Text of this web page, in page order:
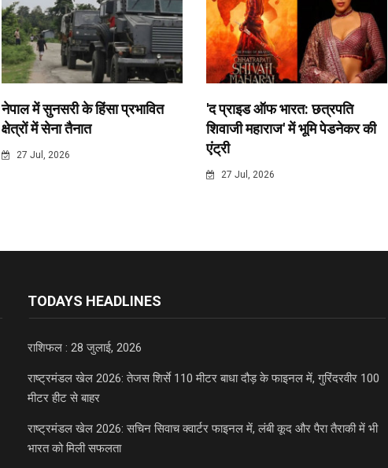
नेपाल में सुनसरी के हिंसा प्रभावित
क्षेत्रों में सेना तैनात
27 Jul, 2026
'द प्राइड ऑफ भारत: छत्रपति
शिवाजी महाराज' में भूमि पेडनेकर की
एंट्री
27 Jul, 2026
TODAYS HEADLINES
राशिफल : 28 जुलाई, 2026
राष्ट्रमंडल खेल 2026: तेजस शिर्से 110 मीटर बाधा दौड़ के फाइनल में, गुरिंदरवीर 100
मीटर हीट से बाहर
राष्ट्रमंडल खेल 2026: सचिन सिवाच क्वार्टर फाइनल में, लंबी कूद और पैरा तैराकी में भी
भारत को मिली सफलता